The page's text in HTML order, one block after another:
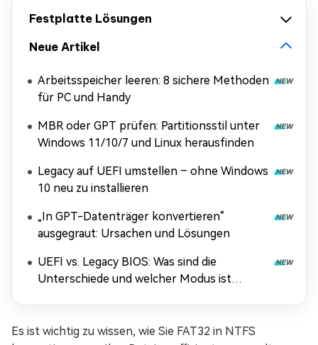
Festplatte Lösungen
Neue Artikel
Arbeitsspeicher leeren: 8 sichere Methoden
für PC und Handy
MBR oder GPT prüfen: Partitionsstil unter
Windows 11/10/7 und Linux herausfinden
Legacy auf UEFI umstellen – ohne Windows
10 neu zu installieren
„In GPT-Datenträger konvertieren“
ausgegraut: Ursachen und Lösungen
UEFI vs. Legacy BIOS: Was sind die
Unterschiede und welcher Modus ist
Es ist wichtig zu wissen, wie Sie FAT32 in NTFS